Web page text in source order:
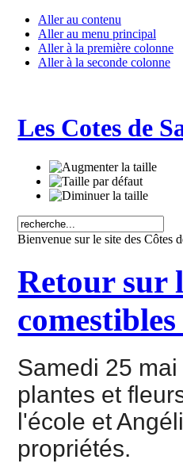
Aller au contenu
Aller au menu principal
Aller à la première colonne
Aller à la seconde colonne
Les Cotes de
Bienvenue sur le site des Côtes
Retour sur
Samedi 25
plantes et
l'école et
propriétés.